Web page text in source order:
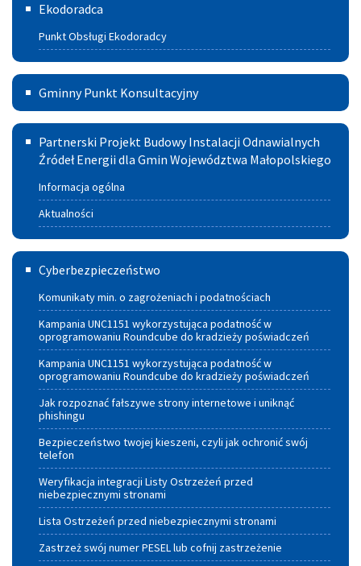
ciepła
i spalania
paliw
Ekodoradca
Punkt Obsługi Ekodoradcy
Gminny
Punkt
Konsultacyjny
Szczucinie
Gminny Punkt Konsultacyjny
Partnerski
Projekt
Budowy
Instalacji
Odnawialnych
Źródeł
Energii
dla
Gmin
Województwa
Małopolskiego
Partnerski Projekt Budowy Instalacji Odnawialnych
Źródeł Energii dla Gmin Województwa Małopolskiego
Informacja ogólna
Aktualności
Cyberbezpieczeństwo
Cyberbezpieczeństwo
Komunikaty min. o zagrożeniach i podatnościach
Kampania UNC1151 wykorzystująca podatność w
oprogramowaniu Roundcube do kradzieży poświadczeń
Kampania UNC1151 wykorzystująca podatność w
oprogramowaniu Roundcube do kradzieży poświadczeń
Jak rozpoznać fałszywe strony internetowe i uniknąć
phishingu
Bezpieczeństwo twojej kieszeni, czyli jak ochronić swój
telefon
Weryfikacja integracji Listy Ostrzeżeń przed
niebezpiecznymi stronami
Lista Ostrzeżeń przed niebezpiecznymi stronami
Zastrzeż swój numer PESEL lub cofnij zastrzeżenie